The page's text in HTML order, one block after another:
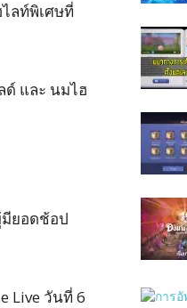
ลท์พิเศษที่
ด์ และ นมไฮ
มียอดช้อป
Live วันที่ 6